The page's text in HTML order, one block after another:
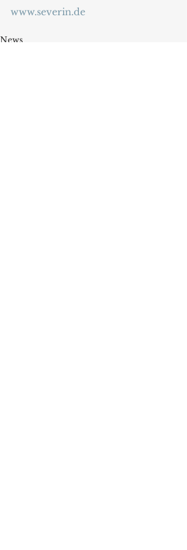
www.severin.de
News